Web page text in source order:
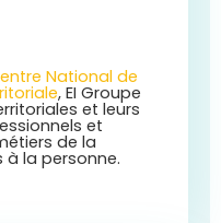
National de
, EI Groupe
et leurs
et
de la
à la personne.